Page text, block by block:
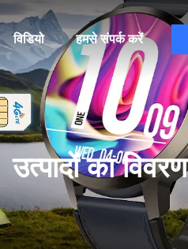
विडियो हमसे संपर्क करें
उत्पादों का विवरण